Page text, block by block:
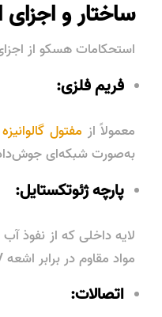
ساختار و
استحکامات هسکو از
فریم فلزی:
معمولاً از مفتول گالوانیزه
به‌صورت شبکه‌ای
پارچه ژئوتکستایل:
لایه داخلی که از نفوذ
مواد مقاوم در برابر اشعه UV ساخته می‌شود.
اتصالات: